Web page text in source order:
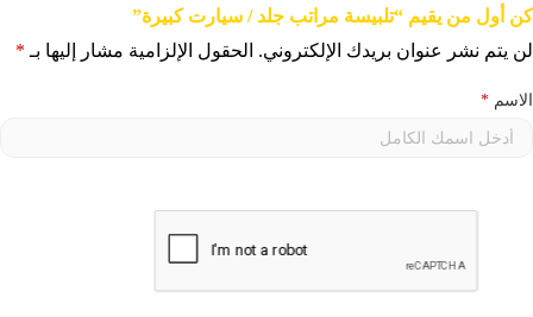
كن أول من يقيم “تلبيسة مراتب جلد / سيارت كبيرة”
لن يتم نشر عنوان بريدك الإلكتروني. الحقول الإلزامية مشار إليها بـ *
الاسم *